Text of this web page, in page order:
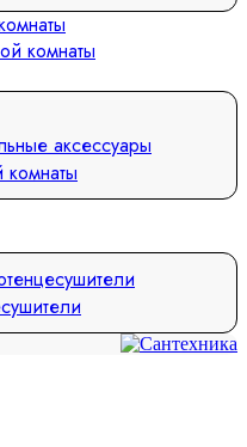
комнаты
аксессуары
комнаты